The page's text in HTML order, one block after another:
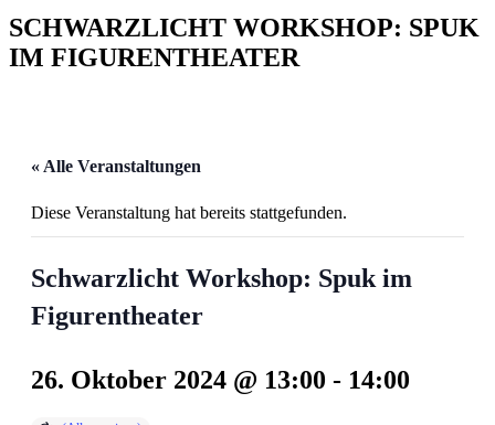
SCHWARZLICHT WORKSHOP: SPUK
IM FIGURENTHEATER
« Alle Veranstaltungen
Diese Veranstaltung hat bereits stattgefunden.
Schwarzlicht Workshop: Spuk im
Figurentheater
26. Oktober 2024 @ 13:00 - 14:00